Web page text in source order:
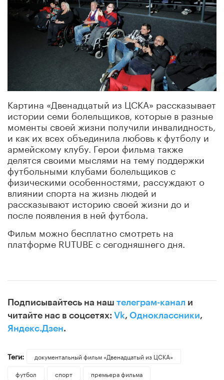
Картина «Двенадцатый из ЦСКА» рассказывает
истории семи болельщиков, которые в разные
моменты своей жизни получили инвалидность,
и как их всех объединила любовь к футболу и
армейскому клубу. Герои фильма также
делятся своими мыслями на тему поддержки
футбольными клубами болельщиков с
физическими особенностями, рассуждают о
влиянии спорта на жизнь людей и
рассказывают историю своей жизни до и
после появления в ней футбола.
Фильм можно бесплатно смотреть на
платформе RUTUBE с сегодняшнего дня.
Подписывайтесь на наш телеграм-канал и
читайте нас в соцсетях: Vk, Одноклассники,
Яндекс.Дзен.
Теги:
документальный фильм «Двенадцатый из ЦСКА»
футбол
спорт премьера фильма